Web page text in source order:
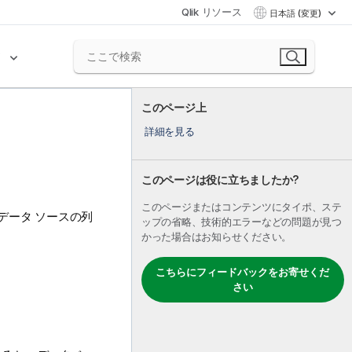
Qlik リソース 日本語 (変更)
このページ上
詳細を見る
このページは役に立ちましたか?
このページまたはコンテンツにタイポ、ステ
ップの省略、技術的エラーなどの問題が見つ
かった場合はお知らせください。
こちらにフィードバックをお寄せくだ
さい
ータ ソースの列